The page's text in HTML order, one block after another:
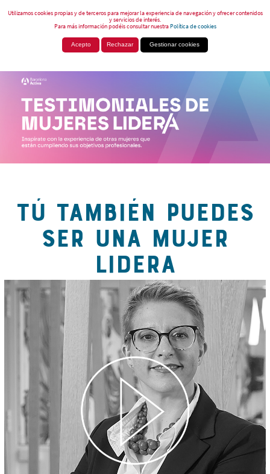
Utilizamos cookies propias y de terceros para mejorar la experiencia de navegación y ofrecer contenidos
y servicios de interés.
Para más información podéis consultar nuestraPolítica de cookies
Acepto Rechazar Gestionar cookies
TÚ TAMBIÉN PUEDES
SER UNA MUJER
LIDERA